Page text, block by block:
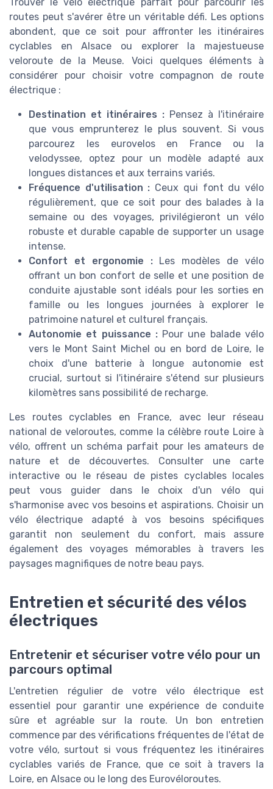
routes peut s'avérer être un véritable défi. Les options
abondent, que ce soit pour affronter les itinéraires
cyclables en Alsace ou explorer la majestueuse
veloroute de la Meuse. Voici quelques éléments à
considérer pour choisir votre compagnon de route
électrique :
Destination et itinéraires : Pensez à l'itinéraire
que vous emprunterez le plus souvent. Si vous
parcourez les eurovelos en France ou la
velodyssee, optez pour un modèle adapté aux
longues distances et aux terrains variés.
Fréquence d'utilisation : Ceux qui font du vélo
régulièrement, que ce soit pour des balades à la
semaine ou des voyages, privilégieront un vélo
robuste et durable capable de supporter un usage
intense.
Confort et ergonomie :Les modèles de vélo
offrant un bon confort de selle et une position de
conduite ajustable sont idéals pour les sorties en
famille ou les longues journées à explorer le
patrimoine naturel et culturel français.
Autonomie et puissance :Pour une balade vélo
vers le Mont Saint Michel ou en bord de Loire, le
choix d'une batterie à longue autonomie est
crucial, surtout si l'itinéraire s'étend sur plusieurs
kilomètres sans possibilité de recharge.
Les routes cyclables en France, avec leur réseau
national de veloroutes, comme la célèbre route Loire à
vélo, offrent un schéma parfait pour les amateurs de
nature et de découvertes. Consulter une carte
interactive ou le réseau de pistes cyclables locales
peut vous guider dans le choix d'un vélo qui
s'harmonise avec vos besoins et aspirations. Choisir un
vélo électrique adapté à vos besoins spécifiques
garantit non seulement du confort, mais assure
également des voyages mémorables à travers les
paysages magnifiques de notre beau pays.
Entretien et sécurité des vélos
électriques
Entretenir et sécuriser votre vélo pour un
parcours optimal
L'entretien régulier de votre vélo électrique est
essentiel pour garantir une expérience de conduite
sûre et agréable sur la route. Un bon entretien
commence par des vérifications fréquentes de l'état de
votre vélo, surtout si vous fréquentez les itinéraires
cyclables variés de France, que ce soit à travers la
Loire, en Alsace ou le long des Eurovéloroutes.